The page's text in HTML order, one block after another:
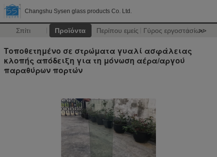
Changshu Sysen glass products Co. Ltd.
Σπίτι Προϊόντα Περίπου εμείς Γύρος εργοστασίων
>>
Τοποθετημένο σε στρώματα γυαλί ασφάλειας
κλοπής απόδειξη για τη μόνωση αέρα/αργού
παραθύρων πορτών